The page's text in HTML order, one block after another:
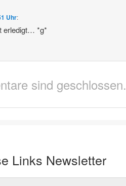
Uhr:
erledigt… *g*
sind geschlossen.
Links Newsletter